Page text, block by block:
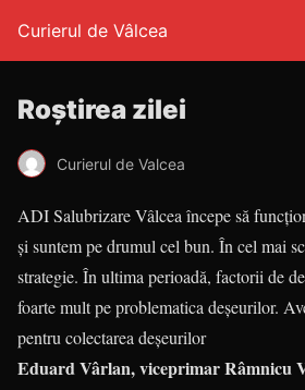
Curierul de Vâlcea
Roștirea zilei
Curierul de Valcea
ADI Salubrizare Vâlcea începe să
și suntem pe drumul cel bun. În cel mai
strategie. În ultima perioadă, factorii de
foarte mult pe problematica deșeurilor.
pentru colectarea deșeurilor
Eduard Vârlan, viceprimar Râmnicu